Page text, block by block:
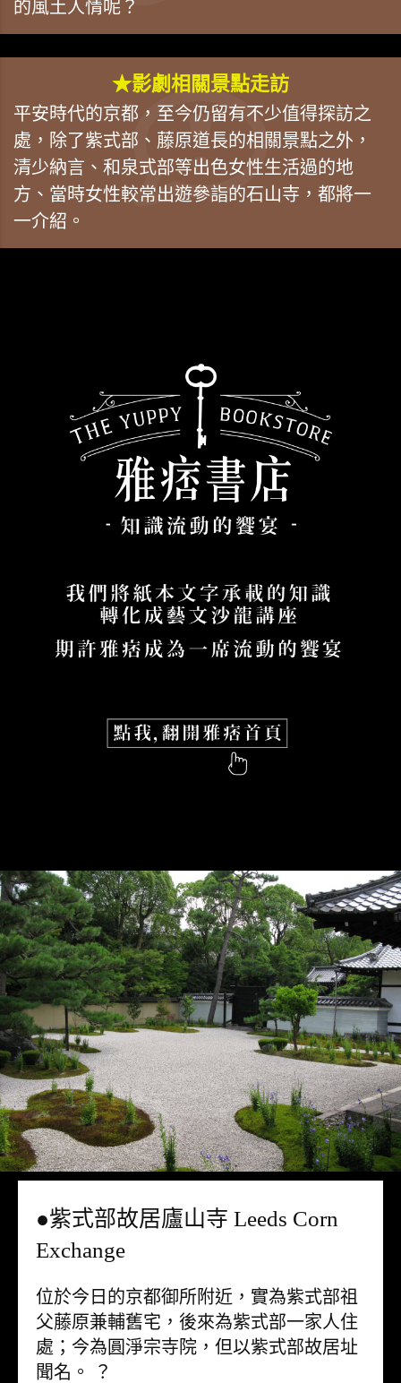
的風土人情呢？
★影劇相關景點走訪
平安時代的京都，至今仍留有不少值得探訪之
處，除了紫式部、藤原道長的相關景點之外，
清少納言、和泉式部等出色女性生活過的地
方、當時女性較常出遊參詣的石山寺，都將一
一介紹。
●紫式部故居廬山寺 Leeds Corn
Exchange
位於今日的京都御所附近，實為紫式部祖
父藤原兼輔舊宅，後來為紫式部一家人住
處；今為圓淨宗寺院，但以紫式部故居址
聞名。 ？